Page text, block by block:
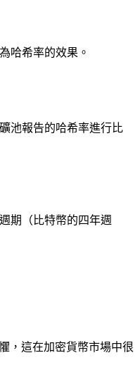
哈希率的效果。
池報告的哈希率進行比
期（比特幣的四年週
，這在加密貨幣市場中很